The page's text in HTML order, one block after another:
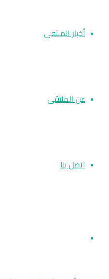
أخبار الملتقى
عن الملتقى
اتصل بنا